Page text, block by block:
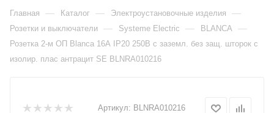
Главная — Каталог — Электроустановочные изделия —
Розетки и выключатели — Systeme Electric — BLANCA —
Розетка 2-м ОП Blanca 16А IP20 250В с заземл. без защ. шторок с
изолир. плас антрацит SE BLNRA010216
Артикул: BLNRA010216